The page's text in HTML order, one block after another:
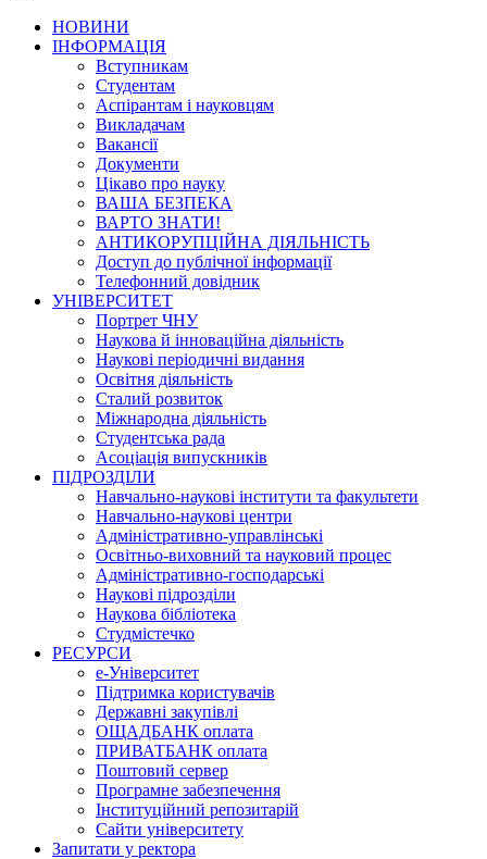
НОВИНИ
ІНФОРМАЦІЯ
Вступникам
Студентам
Аспірантам і науковцям
Викладачам
Вакансії
Документи
Цікаво про науку
ВАША БЕЗПЕКА
ВАРТО ЗНАТИ!
АНТИКОРУПЦІЙНА ДІЯЛЬНІСТЬ
Доступ до публічної інформації
Телефонний довідник
УНІВЕРСИТЕТ
Портрет ЧНУ
Наукова й інноваційна діяльність
Наукові періодичні видання
Освітня діяльність
Сталий розвиток
Міжнародна діяльність
Студентська рада
Асоціація випускників
ПІДРОЗДІЛИ
Навчально-наукові інститути та факультети
Навчально-наукові центри
Адміністративно-управлінські
Освітньо-виховний та науковий процес
Адміністративно-господарські
Наукові підрозділи
Наукова бібліотека
Студмістечко
РЕСУРСИ
е-Університет
Підтримка користувачів
Державні закупівлі
ОЩАДБАНК оплата
ПРИВАТБАНК оплата
Поштовий сервер
Програмне забезпечення
Інституційний репозитарій
Сайти університету
Запитати у ректора